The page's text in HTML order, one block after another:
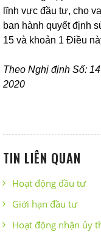
lĩnh vực đầu tư, cho
ban hành quyết định
15 và khoản 1 Điều
Theo Nghị định Số:
2020
TIN LIÊN QUAN
Hoạt động đầu tư
Giới hạn đầu tư
Hoạt động nhận ủy